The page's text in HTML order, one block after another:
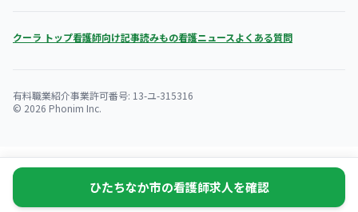
クーラ トップ看護師向け記事読みもの看護ニュースよくある質問
有料職業紹介事業許可番号: 13-ユ-315316
© 2026 Phonim Inc.
ひたちなか市の看護師求人を確認